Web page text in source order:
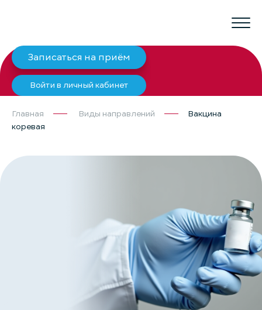
Записаться на приём
Войти в личный кабинет
Главная Виды направлений
Вакцина
коревая